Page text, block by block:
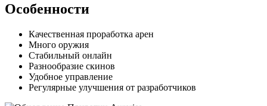
Особенности
Качественная проработка арен
Много оружия
Стабильный онлайн
Разнообразие скинов
Удобное управление
Регулярные улучшения от разработчиков